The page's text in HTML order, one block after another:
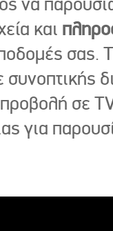
να
και
σας.
συνοπτικής
σε
για